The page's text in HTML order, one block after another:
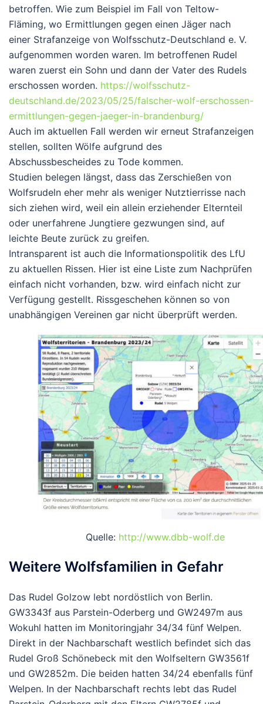
betroffen. Wie zum Beispiel im Fall von Teltow-
Fläming, wo Ermittlungen gegen einen Jäger nach
einer Strafanzeige von Wolfsschutz-Deutschland e. V.
aufgenommen worden waren. Im betroffenen Rudel
waren zuerst ein Sohn und dann der Vater des Rudels
erschossen worden. https://wolfsschutz-
deutschland.de/2023/05/25/falscher-wolf-erschossen-
ermittlungen-gegen-jaeger-in-brandenburg/
Auch im aktuellen Fall werden wir erneut Strafanzeigen
stellen, sollten Wölfe aufgrund des
Abschussbescheides zu Tode kommen.
Studien belegen längst, dass das Zerschießen von
Wolfsrudeln eher mehr als weniger Nutztierrisse nach
sich ziehen wird, weil ein allein erziehender Elternteil
oder unerfahrene Jungtiere gezwungen sind, auf
leichte Beute zurück zu greifen.
Intransparent ist auch die Informationspolitik des LfU
zu aktuellen Rissen. Hier ist eine Liste zum Nachprüfen
einfach nicht vorhanden, bzw. wird einfach nicht zur
Verfügung gestellt. Rissgeschehen können so von
unabhängigen Vereinen gar nicht überprüft werden.
Quelle: http://www.dbb-wolf.de
Weitere Wolfsfamilien in Gefahr
Das Rudel Golzow lebt nordöstlich von Berlin.
GW3343f aus Parstein-Oderberg und GW2497m aus
Wokuhl hatten im Monitoringjahr 34/34 fünf Welpen.
Direkt in der Nachbarschaft westlich befindet sich das
Rudel Groß Schönebeck mit den Wolfseltern GW3561f
und GW2852m. Die beiden hatten 34/24 ebenfalls fünf
Welpen. In der Nachbarschaft rechts lebt das Rudel